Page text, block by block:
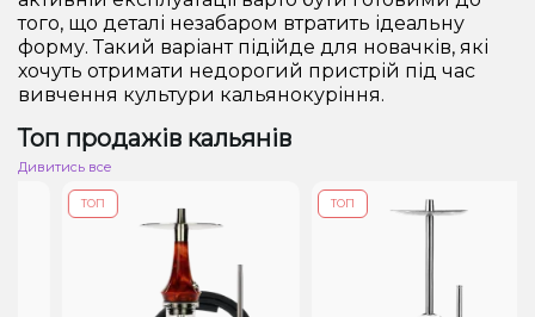
того, що деталі незабаром втратить ідеальну
форму. Такий варіант підійде для новачків, які
хочуть отримати недорогий пристрій під час
вивчення культури кальянокуріння.
Топ продажів кальянів
Дивитись все
ТОП ТОП